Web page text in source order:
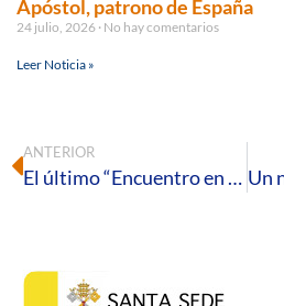
Apóstol, patrono de España
24 julio, 2026 No hay comentarios
Leer Noticia »
ANTERIOR
El último “Encuentro en la Esperanza” reúne a 23 jóvenes en una experiencia de fe y convivencia